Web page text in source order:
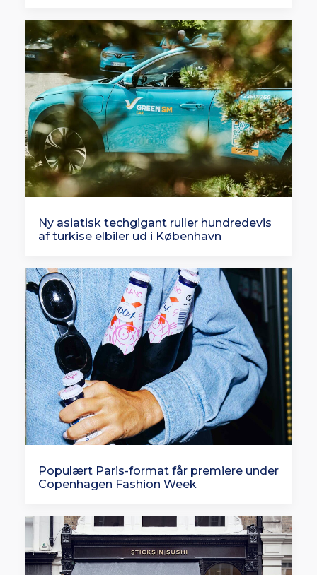
Ny asiatisk techgigant ruller hundredevis
af turkise elbiler ud i København
Populært Paris-format får premiere under
Copenhagen Fashion Week